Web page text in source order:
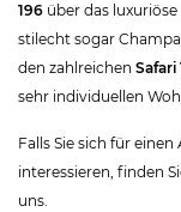
196 über das luxuriöse
stilecht sogar
den zahlreichen Safari
sehr individuellen
Falls Sie sich für
interessieren, finden
uns.